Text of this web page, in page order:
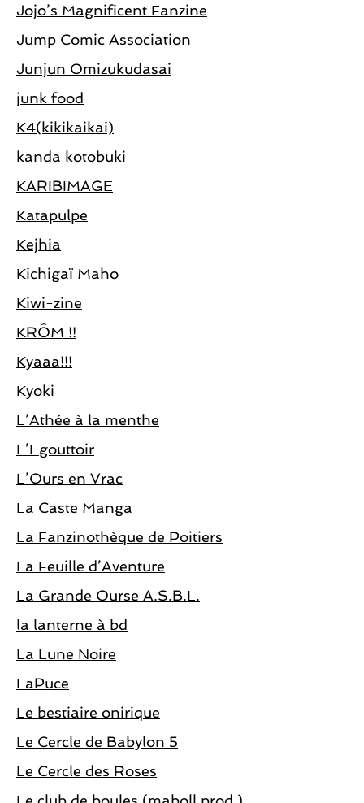
Jojo’s Magnificent Fanzine
Jump Comic Association
Junjun Omizukudasai
junk food
K4(kikikaikai)
kanda kotobuki
KARIBIMAGE
Katapulpe
Kejhia
Kichigaï Maho
Kiwi-zine
KRÔM !!
Kyaaa!!!
Kyoki
L’Athée à la menthe
L’Egouttoir
L’Ours en Vrac
La Caste Manga
La Fanzinothèque de Poitiers
La Feuille d’Aventure
La Grande Ourse A.S.B.L.
la lanterne à bd
La Lune Noire
LaPuce
Le bestiaire onirique
Le Cercle de Babylon 5
Le Cercle des Roses